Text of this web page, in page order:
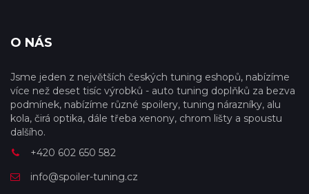
O NÁS
Jsme jeden z největších českých tuning eshopů, nabízíme
více než deset tisíc výrobků - auto tuning doplňků za bezva
podmínek, nabízíme různé spoilery, tuning nárazníky, alu
kola, čirá optika, dále třeba xenony, chrom lišty a spoustu
dalšího.
+420 602 650 582
info@spoiler-tuning.cz